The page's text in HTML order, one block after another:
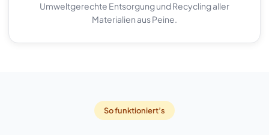
Umweltgerechte Entsorgung und Recycling aller
Materialien aus Peine.
So funktioniert’s